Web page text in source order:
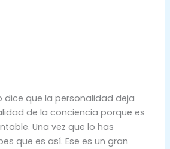
dice que la personalidad deja
de la conciencia porque es
Una vez que lo has
que es así. Ese es un gran